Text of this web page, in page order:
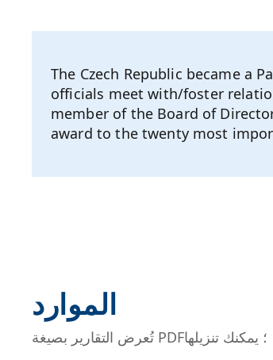
The Czech Republic became a
officials meet with/foster
member of the Board of
award to the twenty most
الموارد
تُعرض التقارير بصيغة PDF؛ يمكنك تنزيلها